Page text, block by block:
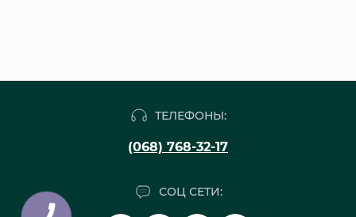
ТЕЛЕФОНЫ:
(068) 768-32-17
СОЦ СЕТИ: